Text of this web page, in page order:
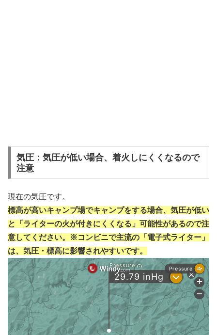
気圧：気圧が低い場合、着火しにくくなるので
注意
現在の気圧です。
標高が高いキャンプ場でキャンプをする場合、気圧が低い
と「ライターの火が付きにくくなる」可能性があるので注
意してください。※コンビニで主流の「電子式ライター」
は、気圧・標高に影響されやすいです。